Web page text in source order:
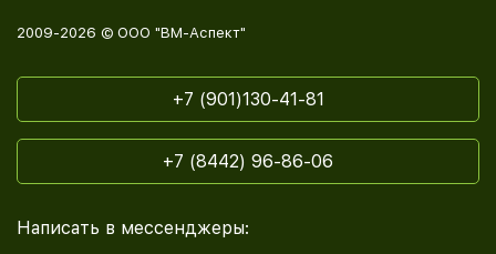
2009-2026 © ООО "ВМ-Аспект"
+7 (901)130-41-81
+7 (8442) 96-86-06
Написать в мессенджеры: